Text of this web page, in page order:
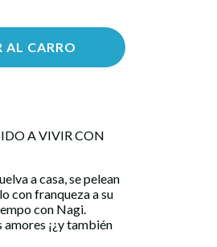
AL CARRO
A VIVIR CON
a casa, se pelean
con franqueza a su
con Nagi.
¡¿y también